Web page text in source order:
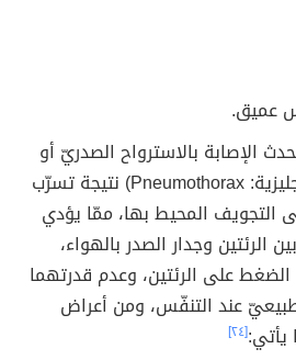
عميق.
الإصابة بالاسترواح الصدريّ أو
استرواح الصدر (بالإنجليزية: Pneumothorax) نتيجة تسرّب
التجويف المحيط بها، ممّا يؤدي
الرئتين وجدار الصدر بالهواء،
على الرئتين، وعدم قدرتهما
عند التنفّس، ومن أعراض
يأتي:[٢٤]